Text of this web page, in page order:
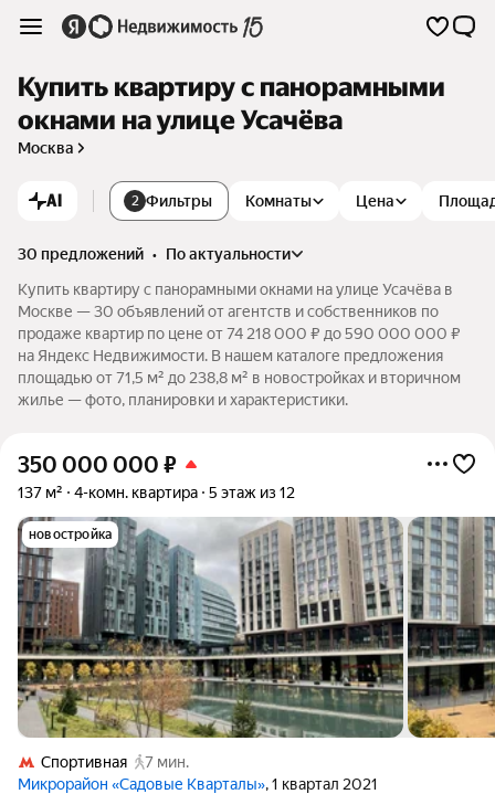
Купить квартиру с панорамными
окнами на улице Усачёва
Москва
AI 2 Фильтры Комнаты Цена
30 предложений •
по актуальности
Купить квартиру с панорамными окнами на улице Усачёва в
Москве — 30 объявлений от агентств и собственников по
продаже квартир по цене от 74 218 000 ₽ до 590 000 000 ₽
на Яндекс Недвижимости. В нашем каталоге предложения
площадью от 71,5 м² до 238,8 м² в новостройках и вторичном
жилье — фото, планировки и характеристики.
350 000 000 ₽
137 м² 4-комн. квартира 5 этаж из 12
новостройка
Спортивная
7 мин.
Микрорайон «Садовые Кварталы», 1 квартал 2021